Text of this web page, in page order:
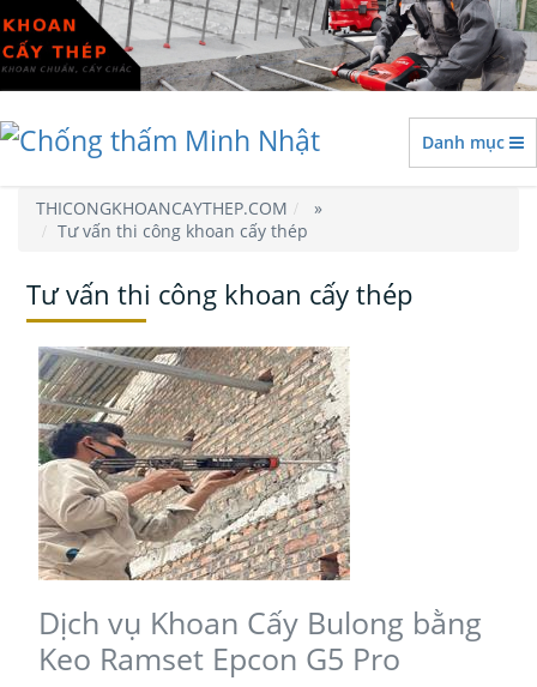
Danh mục
THICONGKHOANCAYTHEP.COM
»
Tư vấn thi công khoan cấy thép
Tư vấn thi công khoan cấy thép
Dịch vụ Khoan Cấy Bulong bằng
Keo Ramset Epcon G5 Pro